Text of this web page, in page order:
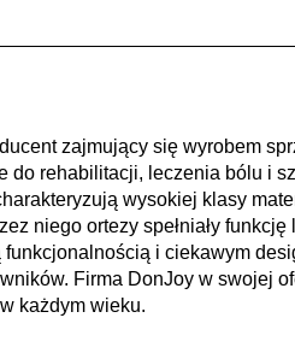
zajmujący się wyrobem
do rehabilitacji, leczenia bólu i
wysokiej klasy
niego ortezy spełniały
funkcjonalnością i ciekawym
Firma DonJoy w swojej
każdym wieku.